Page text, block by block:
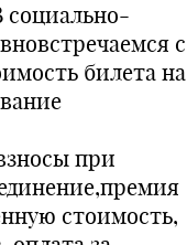
социально-
с
билета на
при
стоимость,